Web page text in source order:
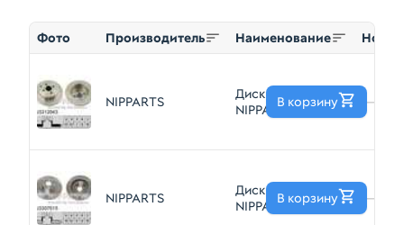
Фото Производитель Наименование Номер
NIPPARTS
Диск тормозной
NIPPARTS
—
В корзину
NIPPARTS
Диск тормозной
NIPPARTS
—
В корзину